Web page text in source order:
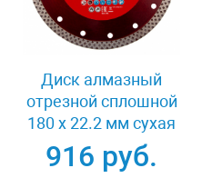
Диск алмазный
отрезной сплошной
180 х 22.2 мм сухая
резка Matrix
Professional 73128
916 руб.